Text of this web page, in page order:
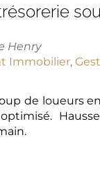
Henry
Immobilier,
de loueurs